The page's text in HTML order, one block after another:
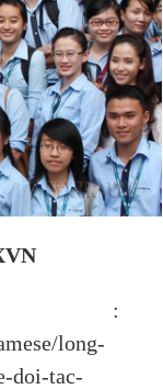
:
long-
doi-tac-